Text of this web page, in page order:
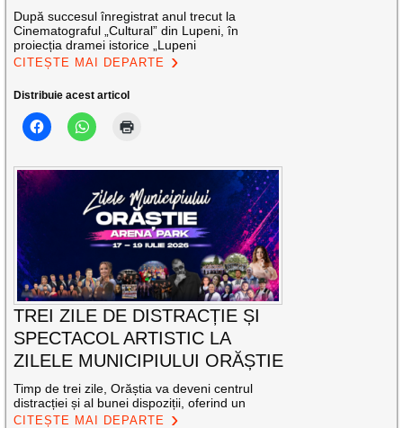
După succesul înregistrat anul trecut la
Cinematograful „Cultural” din Lupeni, în
proiecția dramei istorice „Lupeni
CITEȘTE MAI DEPARTE
Distribuie acest articol
TREI ZILE DE DISTRACȚIE ȘI
SPECTACOL ARTISTIC LA
ZILELE MUNICIPIULUI ORĂȘTIE
Timp de trei zile, Orăștia va deveni centrul
distracției și al bunei dispoziții, oferind un
CITEȘTE MAI DEPARTE